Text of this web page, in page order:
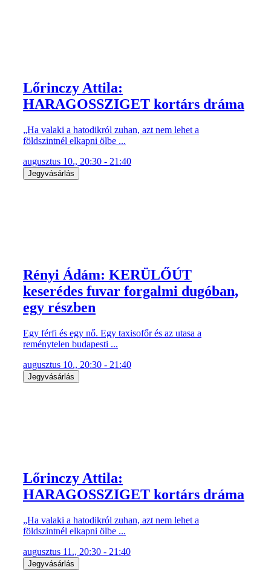
Lőrinczy Attila:
HARAGOSSZIGET kortárs dráma
„Ha valaki a hatodikról zuhan, azt nem lehet a
földszintnél elkapni ölbe ...
augusztus 10., 20:30 - 21:40
Jegyvásárlás
Rényi Ádám: KERÜLŐÚT
keserédes fuvar forgalmi dugóban,
egy részben
Egy férfi és egy nő. Egy taxisofőr és az utasa a
reménytelen budapesti ...
augusztus 10., 20:30 - 21:40
Jegyvásárlás
Lőrinczy Attila:
HARAGOSSZIGET kortárs dráma
„Ha valaki a hatodikról zuhan, azt nem lehet a
földszintnél elkapni ölbe ...
augusztus 11., 20:30 - 21:40
Jegyvásárlás